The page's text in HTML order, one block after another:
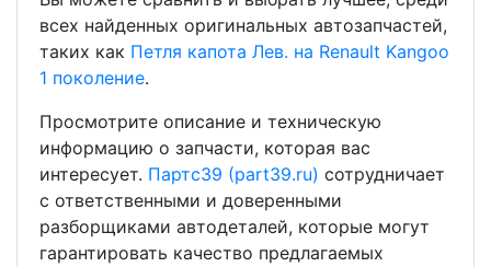
всех найденных оригинальных автозапчастей,
таких как Петля капота Лев. на Renault Kangoo
1 поколение.
Просмотрите описание и техническую
информацию о запчасти, которая вас
интересует. Партс39 (part39.ru) сотрудничает
с ответственными и доверенными
разборщиками автодеталей, которые могут
гарантировать качество предлагаемых